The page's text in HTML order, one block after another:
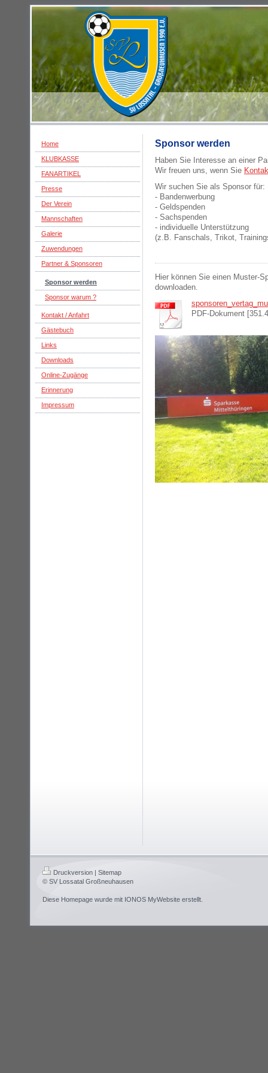
Home
KLUBKASSE
FANARTIKEL
Presse
Der Verein
Mannschaften
Galerie
Zuwendungen
Partner & Sponsoren
Sponsor werden
Sponsor warum ?
Kontakt / Anfahrt
Gästebuch
Links
Downloads
Online-Zugänge
Erinnerung
Impressum
Sponsor werden
Haben Sie Interesse an einer
Wir freuen uns, wenn Sie
Wir suchen Sie als Sponsor für:
- Bandenwerbung
- Geldspenden
- Sachspenden
- individuelle Unterstützung
(z.B. Fanschals, Trikot,
Hier können Sie einen Muster-
downloaden.
PDF-Dokument
Druckversion | Sitemap
© SV Lossatal Großneuhausen
Diese Homepage wurde mit IONOS MyWebsite erstellt.